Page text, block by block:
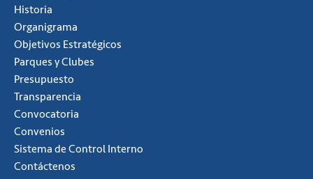
Historia
Organigrama
Objetivos Estratégicos
Parques y Clubes
Presupuesto
Transparencia
Convocatoria
Convenios
Sistema de Control Interno
Contáctenos